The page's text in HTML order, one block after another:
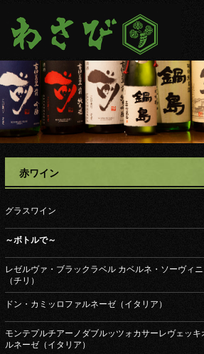
赤ワイン
グラスワイン
～ボトルで～
レゼルヴァ・ブラックラベル カベルネ・ソーヴィ
（チリ）
ドン・カミッロファルネーゼ（イタリア）
モンテプルチアーノダブルッツォカサーレヴェッキ
ルネーゼ（イタリア）